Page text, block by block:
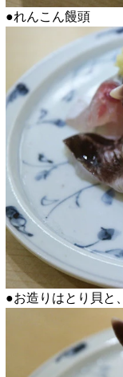
●れんこん饅頭
●お造りはとり貝と、